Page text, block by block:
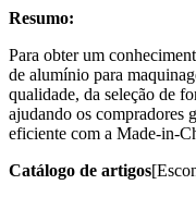
Resumo:
Para obter um
de alumínio para
qualidade, da seleção de
ajudando os compradores
eficiente com a Made-in-
Catálogo de artigos